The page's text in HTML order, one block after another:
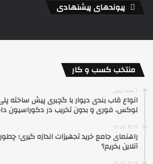
پیوندهای پیشنهادی
منتخب کسب و کار
1 هفته پیش
انواع قاب بندی دیوار با گچبری پیش ساخته
لوکس، فوری و بدون تخریب در دکوراسیون
۱۴۰۵/۰۴/۱۴
راهنمای جامع خرید تجهیزات اندازه گیری؛ چطور
آنلاین بخریم؟